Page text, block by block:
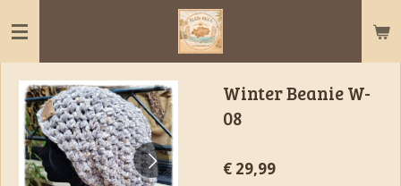
direct
naar
hoofdinhoud
Winter Beanie W-
08
€ 29,99